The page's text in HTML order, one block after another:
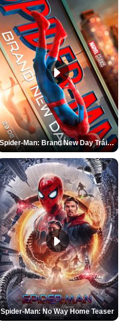
Spider-Man: Brand New Day Tráiler (3)
Spider-Man: No Way Home Teaser